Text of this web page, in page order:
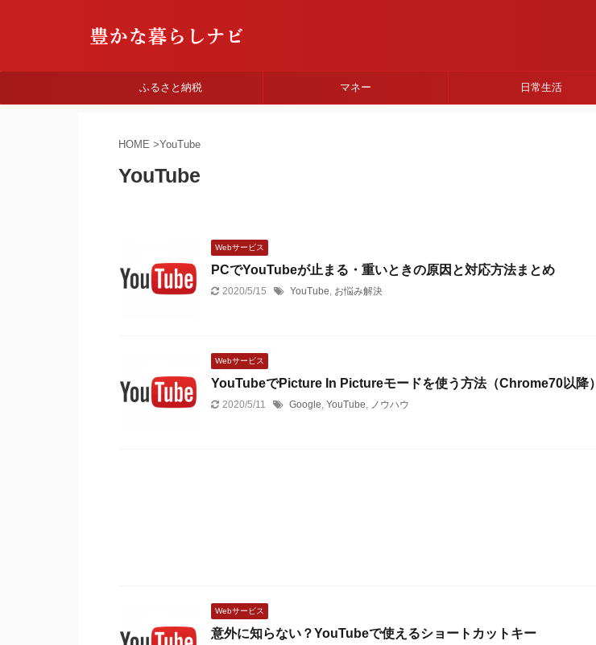
ふるさと納税 マネー 日常生活
HOME >YouTube
YouTube
Webサービス
PCでYouTubeが止まる・重いときの原因と対応方法まとめ
2020/5/15 YouTube, お悩み解決
Webサービス
YouTubeでPicture In Pictureモードを使う方法（Chrome70以降）
2020/5/11 Google, YouTube, ノウハウ
Webサービス
意外に知らない？YouTubeで使えるショートカットキー